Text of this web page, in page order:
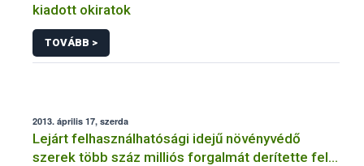
kiadott okiratok
TOVÁBB >
2013. április 17, szerda
Lejárt felhasználhatósági idejű növényvédő
szerek több száz milliós forgalmát derítette fel a